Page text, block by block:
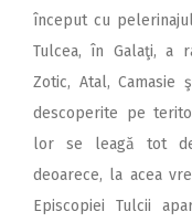
început cu
Tulcea, în Galaţi, a
Zotic, Atal, Camasie
descoperite pe
lor se leagă tot de
deoarece, la acea
Episcopiei Tulcii